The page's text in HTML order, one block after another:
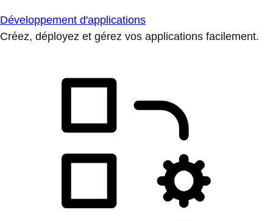
Développement d'applications
Créez, déployez et gérez vos applications facilement.